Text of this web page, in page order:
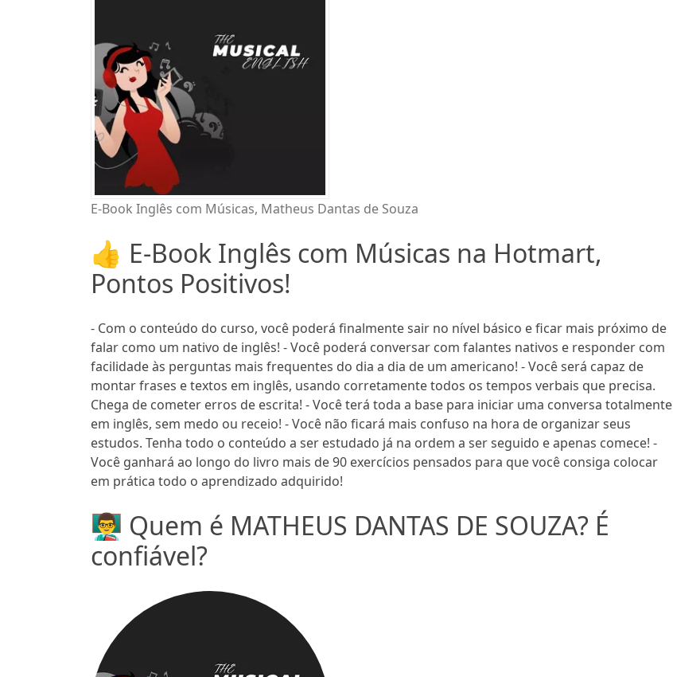
E-Book Inglês com Músicas, Matheus Dantas de Souza
👍 E-Book Inglês com Músicas na Hotmart,
Pontos Positivos!
- Com o conteúdo do curso, você poderá finalmente sair no nível básico e ficar mais próximo de
falar como um nativo de inglês! - Você poderá conversar com falantes nativos e responder com
facilidade às perguntas mais frequentes do dia a dia de um americano! - Você será capaz de
montar frases e textos em inglês, usando corretamente todos os tempos verbais que precisa.
Chega de cometer erros de escrita! - Você terá toda a base para iniciar uma conversa totalmente
em inglês, sem medo ou receio! - Você não ficará mais confuso na hora de organizar seus
estudos. Tenha todo o conteúdo a ser estudado já na ordem a ser seguido e apenas comece! -
Você ganhará ao longo do livro mais de 90 exercícios pensados para que você consiga colocar
em prática todo o aprendizado adquirido!
👨‍🏫 Quem é MATHEUS DANTAS DE SOUZA? É
confiável?